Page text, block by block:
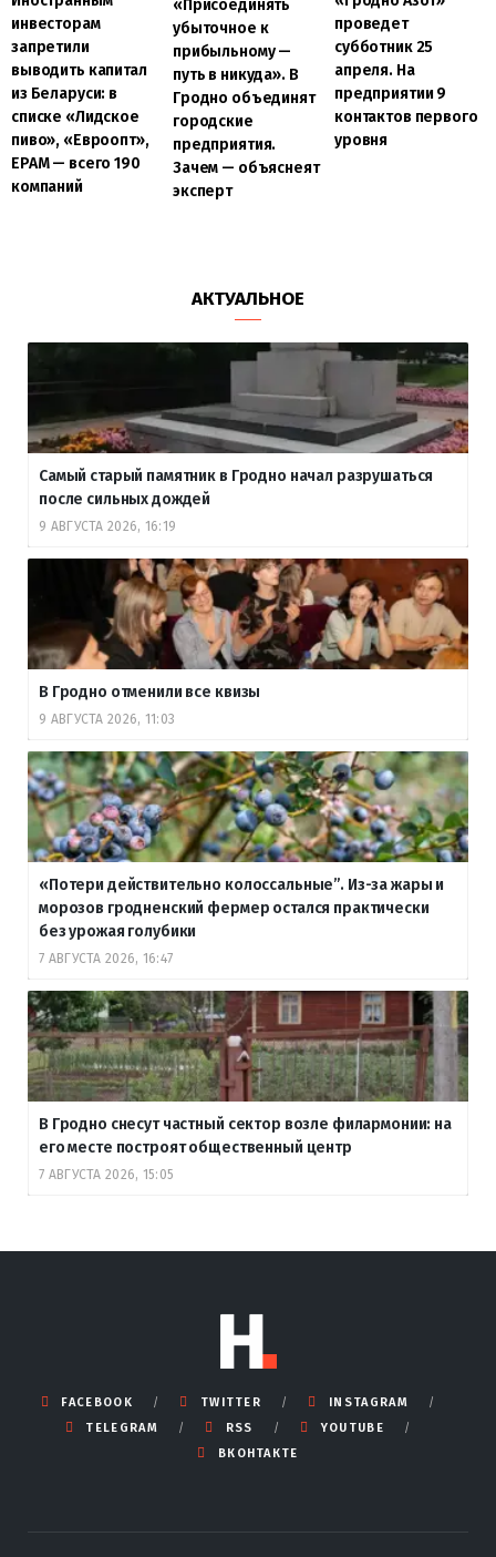
инвесторам
запретили
выводить капитал
из Беларуси: в
списке «Лидское
пиво», «Евроопт»,
EPAM — всего 190
компаний
«Присоединять
убыточное к
прибыльному —
путь в никуда». В
Гродно объединят
городские
предприятия.
Зачем — объяснеят
эксперт
проведет
субботник 25
апреля. На
предприятии 9
контактов первого
уровня
АКТУАЛЬНОЕ
Самый старый памятник в Гродно начал разрушаться
после сильных дождей
9 АВГУСТА 2026, 16:19
В Гродно отменили все квизы
9 АВГУСТА 2026, 11:03
«Потери действительно колоссальные”. Из-за жары и
морозов гродненский фермер остался практически
без урожая голубики
7 АВГУСТА 2026, 16:47
В Гродно снесут частный сектор возле филармонии: на
его месте построят общественный центр
7 АВГУСТА 2026, 15:05
FACEBOOK TWITTER
INSTAGRAM
TELEGRAM
RSS
YOUTUBE
ВКОНТАКТЕ